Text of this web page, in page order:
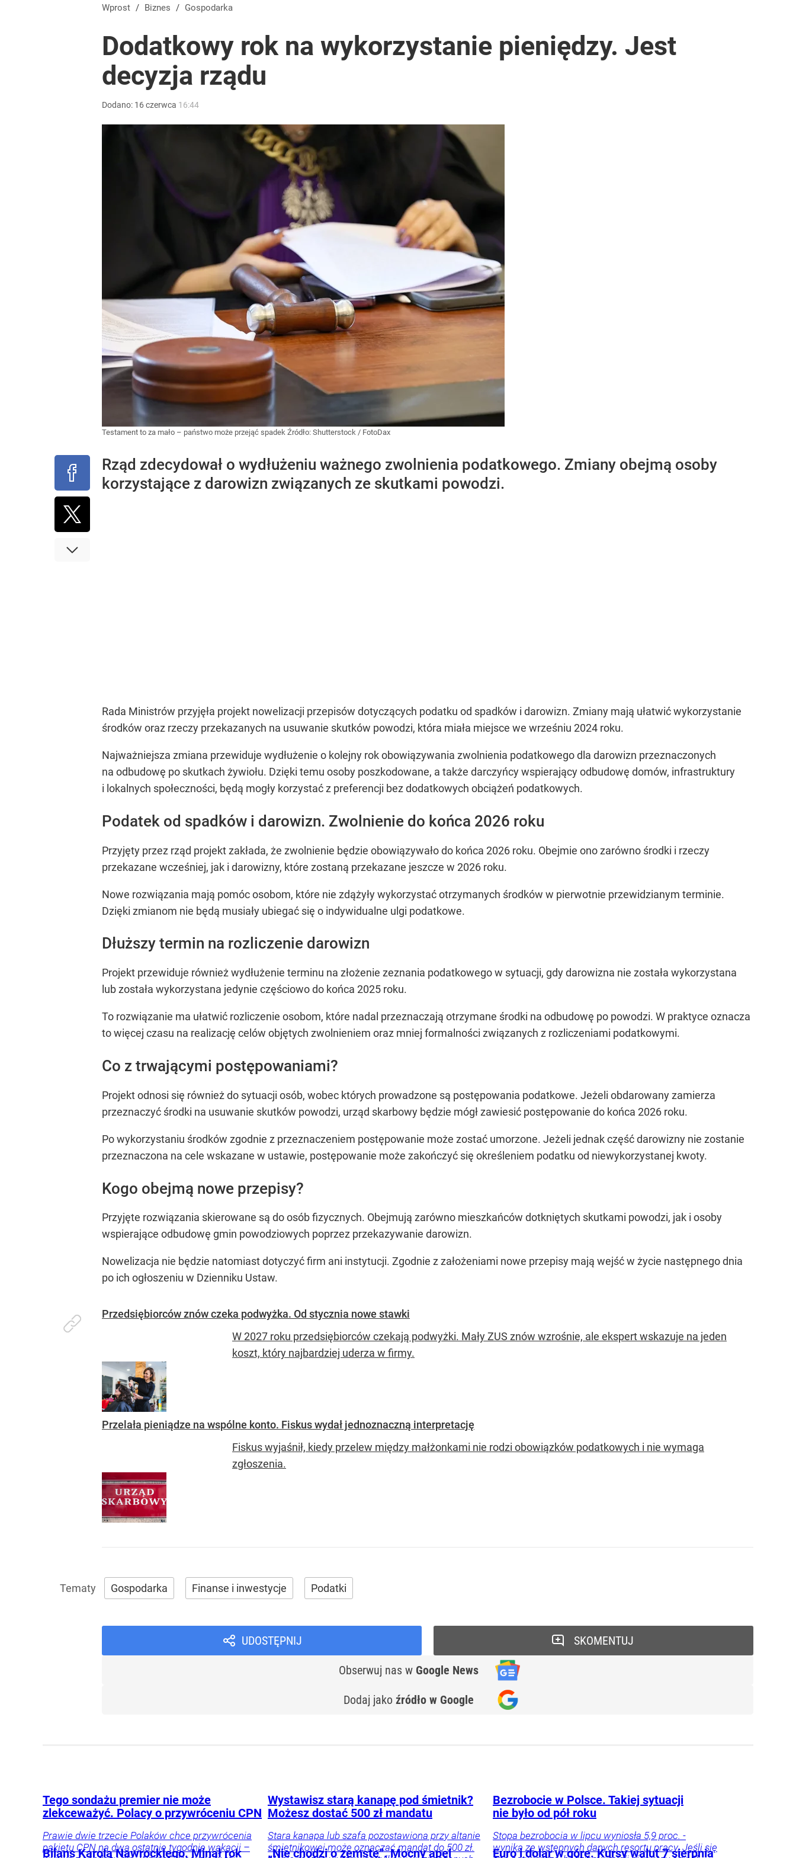
Wprost / Biznes / Gospodarka
Dodatkowy rok na wykorzystanie pieniędzy. Jest
decyzja rządu
Dodano: 16czerwca 16:44
Testament to za mało – państwo może przejąć spadek Źródło: Shutterstock / FotoDax
Rząd zdecydował o wydłużeniu ważnego zwolnienia podatkowego. Zmiany obejmą osoby
korzystające z darowizn związanych ze skutkami powodzi.
Rada Ministrów przyjęła projekt nowelizacji przepisów dotyczących podatku od spadków i darowizn. Zmiany mają ułatwić wykorzystanie
środków oraz rzeczy przekazanych na usuwanie skutków powodzi, która miała miejsce we wrześniu 2024 roku.
Najważniejsza zmiana przewiduje wydłużenie o kolejny rok obowiązywania zwolnienia podatkowego dla darowizn przeznaczonych
na odbudowę po skutkach żywiołu. Dzięki temu osoby poszkodowane, a także darczyńcy wspierający odbudowę domów, infrastruktury
i lokalnych społeczności, będą mogły korzystać z preferencji bez dodatkowych obciążeń podatkowych.
Podatek od spadków i darowizn. Zwolnienie do końca 2026 roku
Przyjęty przez rząd projekt zakłada, że zwolnienie będzie obowiązywało do końca 2026 roku. Obejmie ono zarówno środki i rzeczy
przekazane wcześniej, jak i darowizny, które zostaną przekazane jeszcze w 2026 roku.
Nowe rozwiązania mają pomóc osobom, które nie zdążyły wykorzystać otrzymanych środków w pierwotnie przewidzianym terminie.
Dzięki zmianom nie będą musiały ubiegać się o indywidualne ulgi podatkowe.
Dłuższy termin na rozliczenie darowizn
Projekt przewiduje również wydłużenie terminu na złożenie zeznania podatkowego w sytuacji, gdy darowizna nie została wykorzystana
lub została wykorzystana jedynie częściowo do końca 2025 roku.
To rozwiązanie ma ułatwić rozliczenie osobom, które nadal przeznaczają otrzymane środki na odbudowę po powodzi. W praktyce oznacza
to więcej czasu na realizację celów objętych zwolnieniem oraz mniej formalności związanych z rozliczeniami podatkowymi.
Co z trwającymi postępowaniami?
Projekt odnosi się również do sytuacji osób, wobec których prowadzone są postępowania podatkowe. Jeżeli obdarowany zamierza
przeznaczyć środki na usuwanie skutków powodzi, urząd skarbowy będzie mógł zawiesić postępowanie do końca 2026 roku.
Po wykorzystaniu środków zgodnie z przeznaczeniem postępowanie może zostać umorzone. Jeżeli jednak część darowizny nie zostanie
przeznaczona na cele wskazane w ustawie, postępowanie może zakończyć się określeniem podatku od niewykorzystanej kwoty.
Kogo obejmą nowe przepisy?
Przyjęte rozwiązania skierowane są do osób fizycznych. Obejmują zarówno mieszkańców dotkniętych skutkami powodzi, jak i osoby
wspierające odbudowę gmin powodziowych poprzez przekazywanie darowizn.
Nowelizacja nie będzie natomiast dotyczyć firm ani instytucji. Zgodnie z założeniami nowe przepisy mają wejść w życie następnego dnia
po ich ogłoszeniu w Dzienniku Ustaw.
Przedsiębiorców znów czeka podwyżka. Od stycznia nowe stawki
W 2027 roku przedsiębiorców czekają podwyżki. Mały ZUS znów wzrośnie, ale ekspert wskazuje na jeden
koszt, który najbardziej uderza w firmy.
Przelała pieniądze na wspólne konto. Fiskus wydał jednoznaczną interpretację
Fiskus wyjaśnił, kiedy przelew między małżonkami nie rodzi obowiązków podatkowych i nie wymaga
zgłoszenia.
Gospodarka Finanse i inwestycje Podatki
UDOSTĘPNIJ
Obserwuj nas w Google News
Dodaj jako źródło w Google
SKOMENTUJ
Tego sondażu premier nie może
zlekceważyć. Polacy o przywróceniu CPN
Prawie dwie trzecie Polaków chce przywrócenia
pakietu CPN na dwa ostatnie tygodnie wakacji –
Wystawisz starą kanapę pod śmietnik?
Możesz dostać 500 zł mandatu
Stara kanapa lub szafa pozostawiona przy altanie
śmietnikowej może oznaczać mandat do 500 zł.
Bezrobocie w Polsce. Takiej sytuacji
nie było od pół roku
Stopa bezrobocia w lipcu wyniosła 5,9 proc. -
wynika ze wstępnych danych resortu pracy. Jeśli się
Bilans Karola Nawrockiego. Minął rok „Nie chodzi o zemstę”. Mocny apel Euro i dolar w górę. Kursy walut 7 sierpnia